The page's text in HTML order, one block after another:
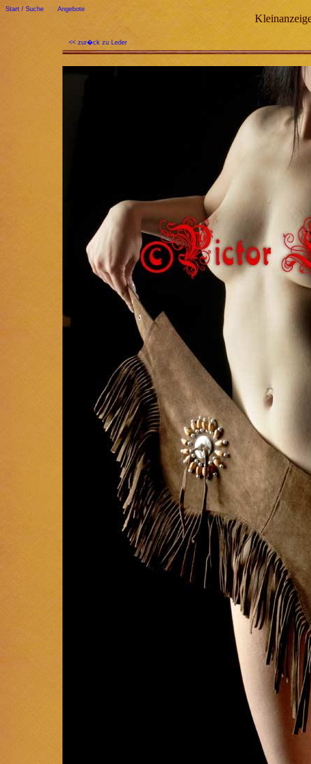
Start / Suche Angebote
<< zur�ck zu Leder